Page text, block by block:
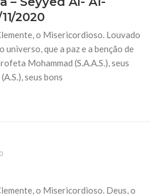
Ali Ibn Al-Hussein
o Misericordioso! Diante da
o martírio do quarto Imam dos
Ibn Al-Hussein Ibn Ali Ibn Abi Táleb
Al-Ábidin” (Formosura
do Irã
em São Paulo, o ex-ministro das
República Islâmica do Irã, Sr. Kamal
se visitando
2020
o Misericordioso. Louvado
universo, que a paz e a benção de
Mohammad (S.A.A.S.), seus
seus bons
o Misericordioso. Deus, o